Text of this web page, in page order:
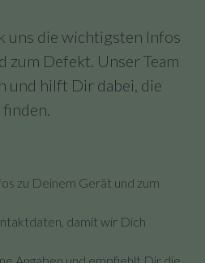
uns die wichtigsten Infos
zum Defekt. Unser Team
und hilft Dir dabei, die
finden.
zu Deinem Gerät und zum
damit wir Dich